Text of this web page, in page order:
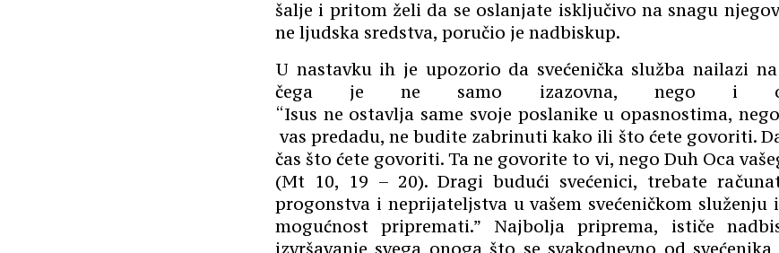
šalje i pritom želi da se oslanjate isključivo na snagu
ne ljudska sredstva, poručio je nadbiskup.
U nastavku ih je upozorio da svećenička služba nailazi
čega je ne samo izazovna, nego i
“Isus ne ostavlja same svoje poslanikeu opasnostima, nego
vaspredadu,nebudite zabrinutikako ili što ćete govoriti.
čas što ćete govoriti. Ta ne govorite to vi, nego Duh Oca
(Mt 10, 19 – 20). Dragi budući svećenici, trebate
progonstva i neprijateljstva u vašem svećeničkom služenju
mogućnost pripremati.” Najbolja priprema, ističe
izvršavanje svega onoga što se svakodnevno od svećenika